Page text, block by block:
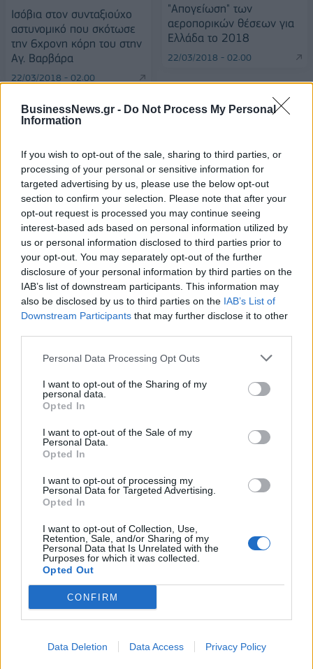
BusinessNews.gr - Do Not Process My Personal
Information
If you wish to opt-out of the sale, sharing to third parties, or
processing of your personal or sensitive information for
targeted advertising by us, please use the below opt-out
section to confirm your selection. Please note that after your
opt-out request is processed you may continue seeing
interest-based ads based on personal information utilized by
us or personal information disclosed to third parties prior to
your opt-out. You may separately opt-out of the further
disclosure of your personal information by third parties on the
IAB’s list of downstream participants. This information may
also be disclosed by us to third parties on the IAB’s List of
Downstream Participants that may further disclose it to other
Personal Data Processing Opt Outs
I want to opt-out of the Sharing of my
personal data.
Opted In
I want to opt-out of the Sale of my
Personal Data.
Opted In
I want to opt-out of processing my
Personal Data for Targeted Advertising.
Opted In
I want to opt-out of Collection, Use,
Retention, Sale, and/or Sharing of my
Personal Data that Is Unrelated with the
Purposes for which it was collected.
Opted Out
CONFIRM
Data Deletion Data Access Privacy Policy
Ισόβια στον συνταξιούχο
αστυνομικό που σκότωσε
την 6χρονη κόρη του στην
Αγ. Βαρβάρα
22/03/2018 - 02:00
"Απογείωση" των
αεροπορικών θέσεων για
Ελλάδα το 2018
22/03/2018 - 02:00
ΡΟΗ ΕΙΔΗΣΕΩΝ
μισθούς”
Χρηματιστήριο: Στις 2.628,25 μονάδες ο Γενικός
06/08/2026 - 13:17 ΟΙΚΟΝΟΜΙΑ
ύψους 24,6 εκατ. ευρώ σε παραγωγούς
06/08/2026 - 13:08 ΟΙΚΟΝΟΜΙΑ
Χρηματοδότηση 8 εκατ. ευρώ σε 843 μέσα
ενημέρωσης- Ξεκίνησε το πενταετές πρόγραμμα
ενίσχυσης του Τύπου
06/08/2026 - 13:05
LIDL HELLAS: Διεθνώς αναγνωρισμένα κρασιά στην
κορυφαία σχέση ποιότητας-τιμής